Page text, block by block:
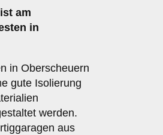
am
in
in Oberscheuern
gute Isolierung
werden.
aus